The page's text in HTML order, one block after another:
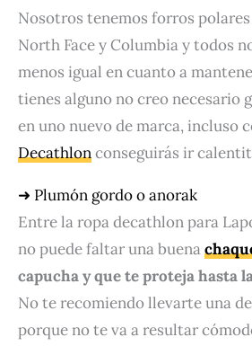
Nosotros tenemos forros
North Face y Columbia y todos
menos igual en cuanto a
tienes alguno no creo necesario
en uno nuevo de marca, incluso
Decathlonconseguirás ir
➜ Plumón gordo o anorak
Entre la ropa decathlon para
no puede faltar una buena
capucha y que te proteja hasta
No te recomiendo llevarte una
porque no te va a resultar